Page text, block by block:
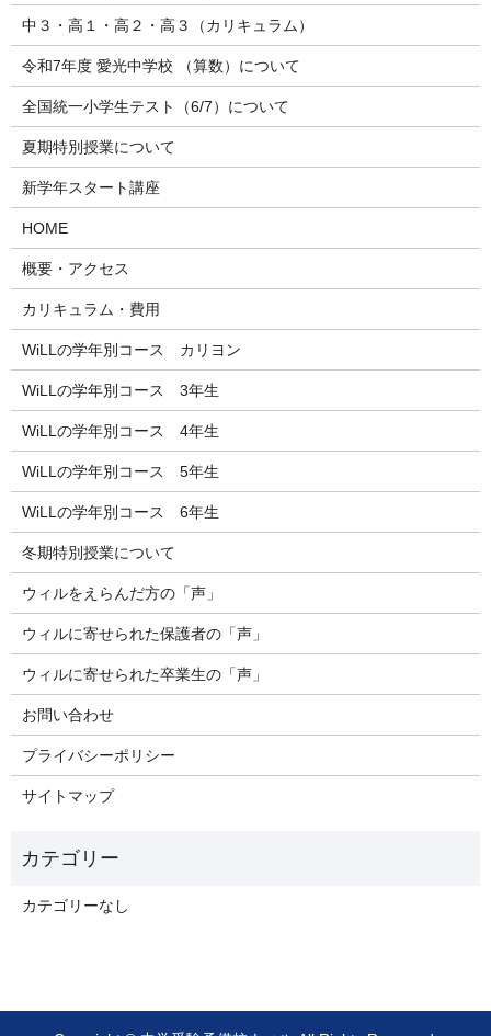
中３・高１・高２・高３（カリキュラム）
令和7年度 愛光中学校 （算数）について
全国統一小学生テスト（6/7）について
夏期特別授業について
新学年スタート講座
HOME
概要・アクセス
カリキュラム・費用
WiLLの学年別コース カリヨン
WiLLの学年別コース 3年生
WiLLの学年別コース 4年生
WiLLの学年別コース 5年生
WiLLの学年別コース 6年生
冬期特別授業について
ウィルをえらんだ方の「声」
ウィルに寄せられた保護者の「声」
ウィルに寄せられた卒業生の「声」
お問い合わせ
プライバシーポリシー
サイトマップ
カテゴリーなし